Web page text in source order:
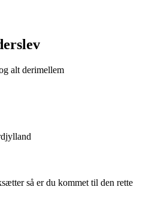
alt derimellem
så er du kommet til den rette